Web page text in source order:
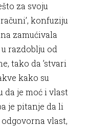
za svoju
konfuziju
zamućivala
razdoblju od
tako da ’stvari
kako su
da je moć i vlast
je pitanje da li
vlast,